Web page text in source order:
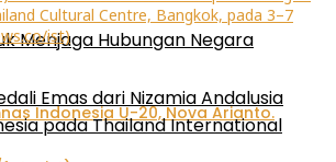
Menjaga Hubungan Negara
Emas dari Nizamia Andalusia
pada Thailand International